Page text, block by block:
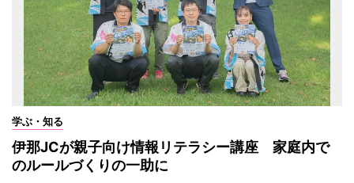
学ぶ・知る
伊那JCが親子向け情報リテラシー講座 家庭内で
のルールづくりの一助に